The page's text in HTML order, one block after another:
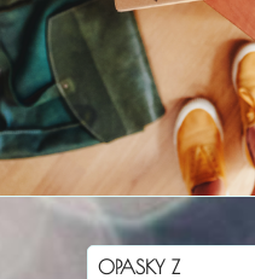
OPASKY Z